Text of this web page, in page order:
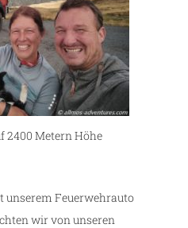
2400 Metern Höhe
unserem Feuerwehrauto
wir von unseren